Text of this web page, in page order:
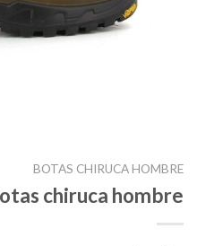
BOTAS CHIRUCA HOMBRE
chiruca hombre